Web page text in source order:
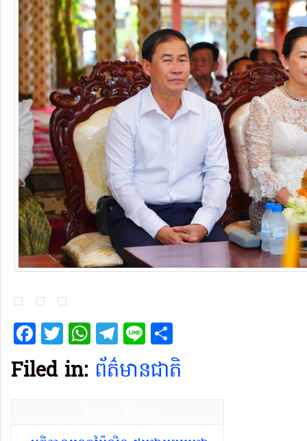
Facebook
Twitter
WhatsApp
Telegram
Line
Filed in: ព័ត៌មានជាតិ